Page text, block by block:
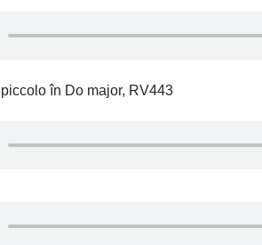
în Do major, RV443